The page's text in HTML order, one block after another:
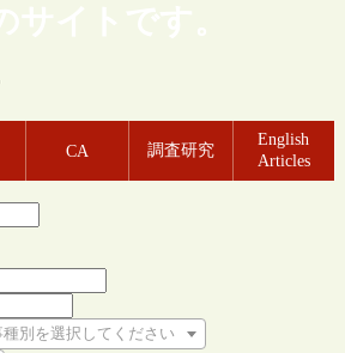
サイトです。
CA 調査研究
English
Articles
別を選択してください